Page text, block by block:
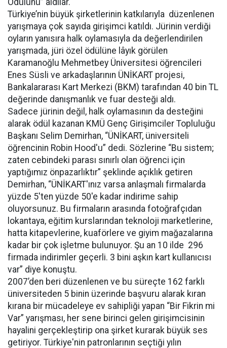
Ödülünü” aldılar.
Türkiye’nin büyük şirketlerinin katkılarıyla düzenlenen
yarışmaya çok sayıda girişimci katıldı. Jürinin verdiği
oyların yanısıra halk oylamasıyla da değerlendirilen
yarışmada, jüri özel ödülüne lâyık görülen
Karamanoğlu Mehmetbey Üniversitesi öğrencileri
Enes Süsli ve arkadaşlarının ÜNİKART projesi,
Bankalararası Kart Merkezi (BKM) tarafından 40 bin TL
değerinde danışmanlık ve fuar desteği aldı.
Sadece jürinin değil, halk oylamasının da desteğini
alarak ödül kazanan KMÜ Genç Girişimciler Topluluğu
Başkanı Selim Demirhan, “ÜNİKART, üniversiteli
öğrencinin Robin Hood'u” dedi. Sözlerine “Bu sistem;
zaten cebindeki parası sınırlı olan öğrenci için
yaptığımız önpazarlıktır” şeklinde açıklık getiren
Demirhan, “ÜNİKART'ınız varsa anlaşmalı firmalarda
yüzde 5'ten yüzde 50'e kadar indirime sahip
oluyorsunuz. Bu firmaların arasında fotoğrafçıdan
lokantaya, eğitim kurslarından teknoloji marketlerine,
hatta kitapevlerine, kuaförlere ve giyim mağazalarına
kadar bir çok işletme bulunuyor. Şu an 10 ilde 296
firmada indirimler geçerli. 3 bini aşkın kart kullanıcısı
var” diye konuştu.
2007’den beri düzenlenen ve bu süreçte 162 farklı
üniversiteden 5 binin üzerinde başvuru alarak kıran
kırana bir mücadeleye ev sahipliği yapan “Bir Fikrin mi
Var” yarışması, her sene birinci gelen girişimcisinin
hayalini gerçekleştirip ona şirket kurarak büyük ses
getiriyor. Türkiye'nin patronlarının seçtiği yılın